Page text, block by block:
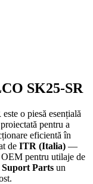
SK25-SR
este o piesă esențială
pentru a
eficientă în
de ITR (Italia) —
pentru utilaje de
Suport Parts un